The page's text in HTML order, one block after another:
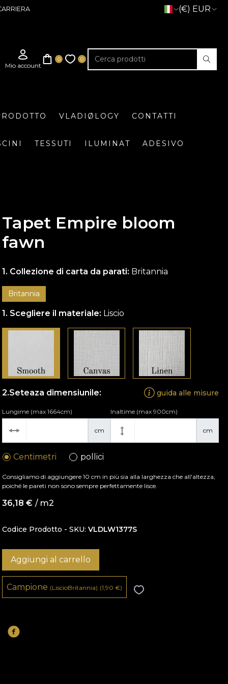
(€) EUR
VLADIØLOGY CONTATTI
TESSUTI ILUMINAT ADESIVO
Tapet Empire bloom
fawn
Collezione di carta da parati: Britannia
Britannia
Scegliere il materiale: Liscio
Seteaza dimensiunile: guida alle misure
cm
Lungime (max 1664cm)
cm
Inaltime (max 900cm)
Centimetri pollici
Consigliamo di aggiungere 10 cm in più sia alla larghezza che all'altezza,
poiché le pareti non sono sempre perfettamente lisce.
36,18€ / m2
Codice Prodotto - SKU VLDLW1377S
Aggiungi al carrello
Campione (LiscioBritannia) (1,90€)